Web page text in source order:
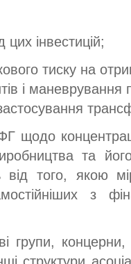
цих інвестицій;
тиску на
і
щодо
та
від того, якою
з
групи,